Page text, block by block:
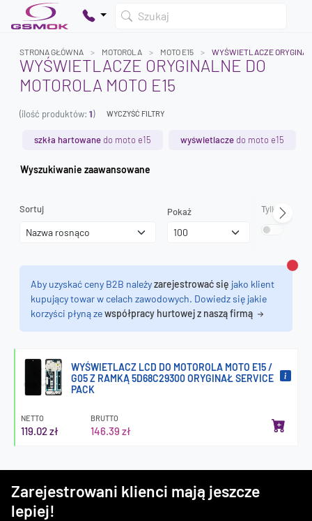
Szukaj
Dodaj produkty, aby kontynuować.
STRONA GŁÓWNA MOTOROLA MOTO E15 WYŚWIETLACZE
WYŚWIETLACZE ORYGINALNE DO
MOTOROLA MOTO E15
(ilość produktów: 1) WYCZYŚĆ FILTRY
szkła hartowane do moto e15 wyświetlacze do moto e15
Wyszukiwanie zaawansowane
Sortuj Pokaż Tylko
Aby uzyskać ceny B2B należyzarejestrować się jako klient
kupujący towar w celach zawodowych. Dowiedz się jakie
korzyści płyną zewspółpracy hurtowej z naszą firmą
WYŚWIETLACZ LCD DO MOTOROLA MOTO E15 /
G05 Z RAMKĄ 5D68C29300 ORYGINAŁ SERVICE
PACK
NETTO
119.02 zł
BRUTTO
146.39 zł
Zarejestrowani klienci mają jeszcze
lepiej!